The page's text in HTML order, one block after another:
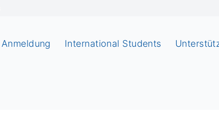
Anmeldung International Students